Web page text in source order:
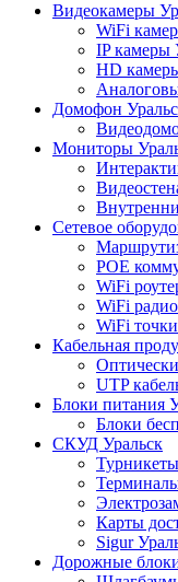
Видеокамеры
WiFi
IP камеры
HD
Домофон
Мониторы
Сетевое
POE
WiFi
WiFi
WiFi
Кабельная
UTP
Блоки питания
Блоки
СКУД Уральск
Карты
Sigur
Дорожные